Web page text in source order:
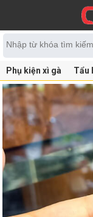
Phụ kiện xì gà Tẩu